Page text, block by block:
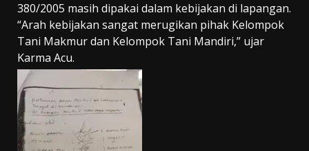
380/2005 masih dipakai dalam kebijakan di lapangan.
“Arah kebijakan sangat merugikan pihak Kelompok
Tani Makmur dan Kelompok Tani Mandiri,” ujar
Karma Acu.